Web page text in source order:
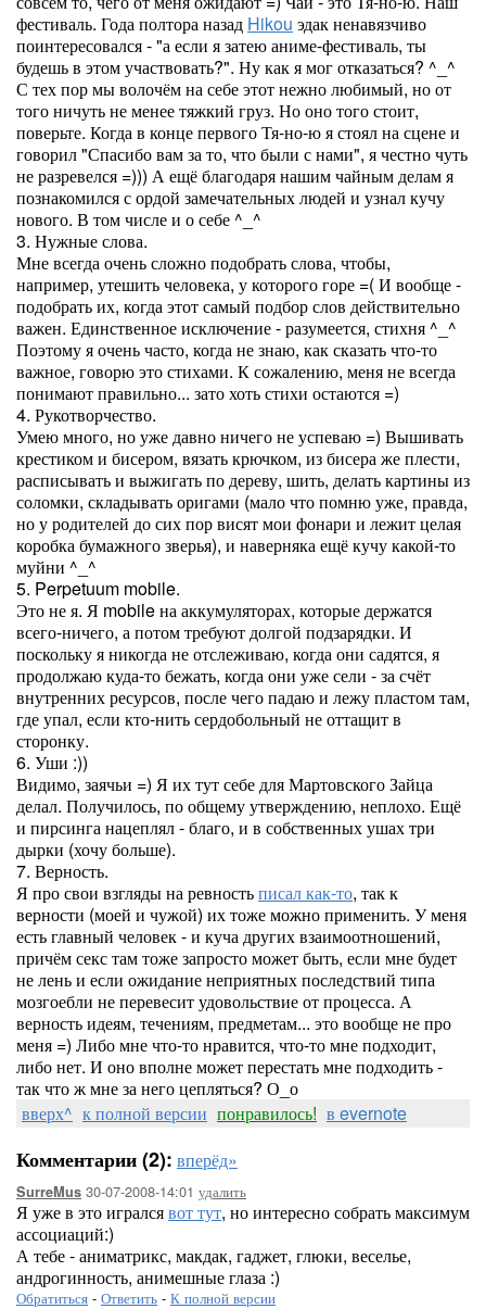
фестиваль. Года полтора назад Hikou эдак ненавязчиво
поинтересовался - "а если я затею аниме-фестиваль, ты
будешь в этом участвовать?". Ну как я мог отказаться? ^_^
С тех пор мы волочём на себе этот нежно любимый, но от
того ничуть не менее тяжкий груз. Но оно того стоит,
поверьте. Когда в конце первого Тя-но-ю я стоял на сцене и
говорил "Спасибо вам за то, что были с нами", я честно чуть
не разревелся =))) А ещё благодаря нашим чайным делам я
познакомился с ордой замечательных людей и узнал кучу
нового. В том числе и о себе ^_^
3. Нужные слова.
Мне всегда очень сложно подобрать слова, чтобы,
например, утешить человека, у которого горе =( И вообще -
подобрать их, когда этот самый подбор слов действительно
важен. Единственное исключение - разумеется, стихня ^_^
Поэтому я очень часто, когда не знаю, как сказать что-то
важное, говорю это стихами. К сожалению, меня не всегда
понимают правильно... зато хоть стихи остаются =)
4. Рукотворчество.
Умею много, но уже давно ничего не успеваю =) Вышивать
крестиком и бисером, вязать крючком, из бисера же плести,
расписывать и выжигать по дереву, шить, делать картины из
соломки, складывать оригами (мало что помню уже, правда,
но у родителей до сих пор висят мои фонари и лежит целая
коробка бумажного зверья), и наверняка ещё кучу какой-то
муйни ^_^
5. Perpetuum mobile.
Это не я. Я mobile на аккумуляторах, которые держатся
всего-ничего, а потом требуют долгой подзарядки. И
поскольку я никогда не отслеживаю, когда они садятся, я
продолжаю куда-то бежать, когда они уже сели - за счёт
внутренних ресурсов, после чего падаю и лежу пластом там,
где упал, если кто-нить сердобольный не оттащит в
сторонку.
6. Уши :))
Видимо, заячьи =) Я их тут себе для Мартовского Зайца
делал. Получилось, по общему утверждению, неплохо. Ещё
и пирсинга нацеплял - благо, и в собственных ушах три
дырки (хочу больше).
7. Верность.
Я про свои взгляды на ревностьписал как-то, так к
верности (моей и чужой) их тоже можно применить. У меня
есть главный человек - и куча других взаимоотношений,
причём секс там тоже запросто может быть, если мне будет
не лень и если ожидание неприятных последствий типа
мозгоебли не перевесит удовольствие от процесса. А
верность идеям, течениям, предметам... это вообще не про
меня =) Либо мне что-то нравится, что-то мне подходит,
либо нет. И оно вполне может перестать мне подходить -
так что ж мне за него цепляться? О_о
вверх^ к полной версии понравилось! в evernote
Комментарии (2): вперёд»
SurreMus 30-07-2008-14:01 удалить
Я уже в это игралсявот тут, но интересно собрать максимум
ассоциаций:)
А тебе - аниматрикс, макдак, гаджет, глюки, веселье,
андрогинность, анимешные глаза :)
Обратиться - Ответить - К полной версии